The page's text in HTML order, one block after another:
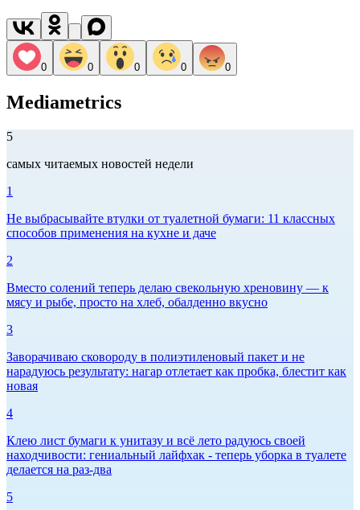
0 0 0 0 0
Mediametrics
5
самых читаемых новостей недели
1
Не выбрасывайте втулки от туалетной бумаги: 11 классных
способов применения на кухне и даче
2
Вместо солений теперь делаю свекольную хреновину — к
мясу и рыбе, просто на хлеб, обалденно вкусно
3
Заворачиваю сковороду в полиэтиленовый пакет и не
нарадуюсь результату: нагар отлетает как пробка, блестит как
новая
4
Клею лист бумаги к унитазу и всё лето радуюсь своей
находчивости: гениальный лайфхак - теперь уборка в туалете
делается на раз-два
5